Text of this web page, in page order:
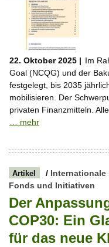
22. Oktober 2025 | Im
Goal (NCQG) und der
festgelegt, bis 2035
mobilisieren. Der
privaten Finanzmitteln.
… mehr
Artikel / Internationale
Fonds und Initiativen
Der
COP30: Ein
für das neue